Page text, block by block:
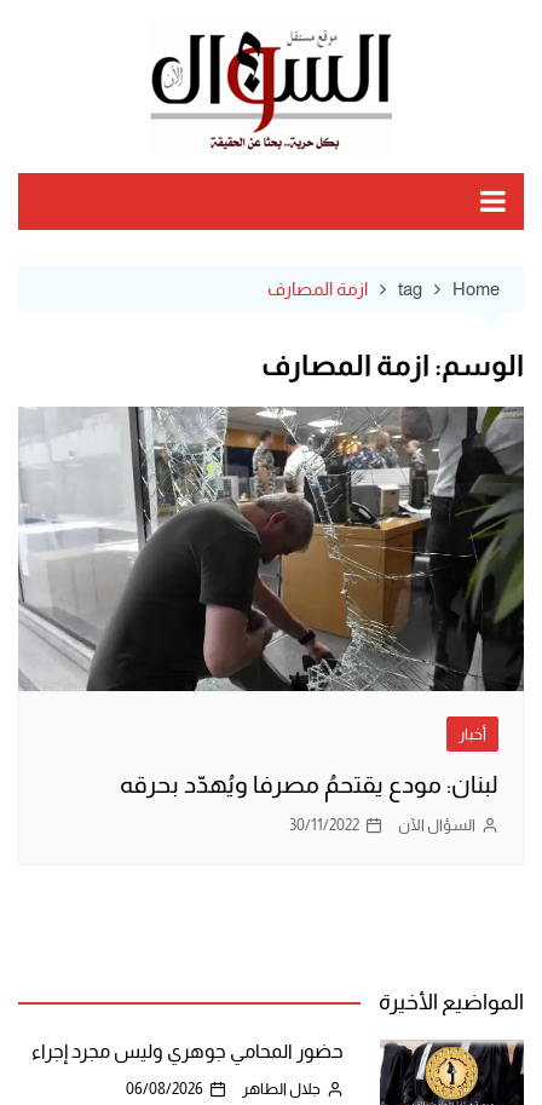
Home
tag ازمة المصارف
الوسم: ازمة المصارف
أخبار
لبنان: مودع يقتحمُ مصرفا ويُهدّد بحرقه
السؤال الآن 30/11/2022
المواضيع الأخيرة
حضور المحامي جوهري وليس مجرد إجراء
جلال الطاهر 06/08/2026